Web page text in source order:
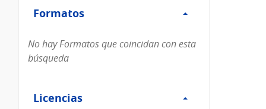
Formatos
Formatos
No hay Formatos que coincidan con esta
búsqueda
Licencias
Licencias